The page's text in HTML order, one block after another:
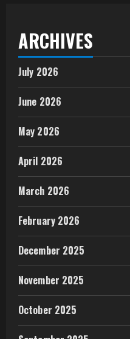
ARCHIVES
July 2026
June 2026
May 2026
April 2026
March 2026
February 2026
December 2025
November 2025
October 2025